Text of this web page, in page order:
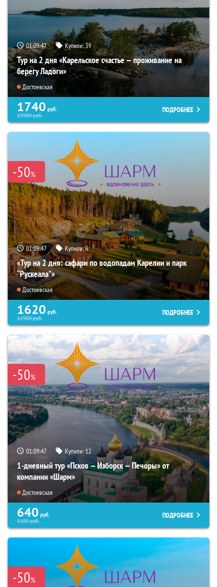
01:09:46 Купили:39
Тур на 2 дня «Карельское счастье — проживание на
берегу Ладоги»
Достоевская
1740 руб.
13900руб.
ПОДРОБНЕЕ
-50%
01:09:46 Купили:6
«Тур на 2 дня: сафари по водопадам Карелии и парк
“Рускеала"»
Достоевская
1620 руб.
12900руб.
ПОДРОБНЕЕ
-50%
01:09:46 Купили:12
1-дневный тур «Псков — Изборск — Печоры» от
компании «Шарм»
Достоевская
640 руб.
5100руб.
ПОДРОБНЕЕ
-50%